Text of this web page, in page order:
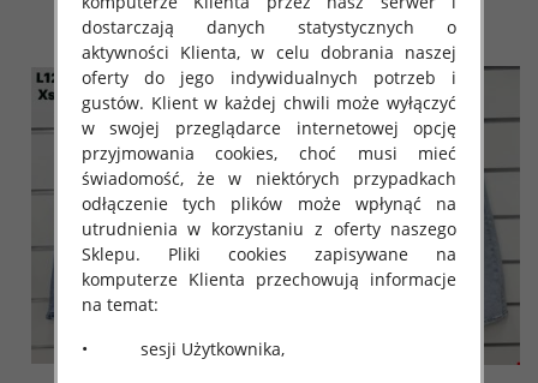
szczegóły szczegóły
dostarczają danych statystycznych o
aktywności Klienta, w celu dobrania naszej
oferty do jego indywidualnych potrzeb i
gustów. Klient w każdej chwili może wyłączyć
w swojej przeglądarce internetowej opcję
przyjmowania cookies, choć musi mieć
świadomość, że w niektórych przypadkach
odłączenie tych plików może wpłynąć na
utrudnienia w korzystaniu z oferty naszego
Sklepu. Pliki cookies zapisywane na
komputerze Klienta przechowują informacje
na temat:
• sesji Użytkownika,